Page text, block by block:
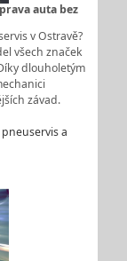
auta bez
v Ostravě?
všech značek
dlouholetým
závad.
pneuservis a